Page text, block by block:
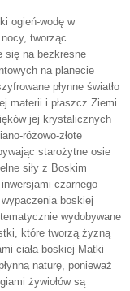
ogień-wodę w
tworząc
się na bezkresne
na planecie
płynne światło
materii i płaszcz Ziemi
jej krystalicznych
różowo-złote
starożytne osie
siły z Boskim
czarnego
boskiej
wydobywane
które tworzą żyzną
ciała boskiej Matki
naturę, ponieważ
żywiołów są